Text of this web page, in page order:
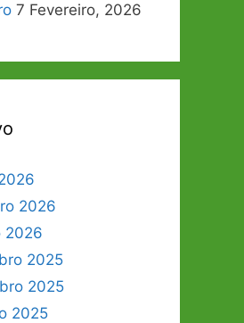
7 Fevereiro, 2026
2026
2026
2025
2025
2025